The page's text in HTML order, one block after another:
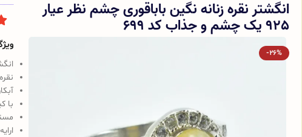
انگشتر نقره زنانه نگین باباقوری چشم نظر عیار
925 یک چشم و جذاب کد 699
-26%
نقره
با